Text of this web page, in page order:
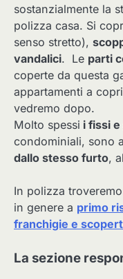
sostanzialmente la
polizza casa. Si
senso stretto),
vandalici. Le parti
coperte da questa
appartamenti a
vedremo dopo.
Molto spessi i fissi
condominiali, sono
dallo stesso furto,
In polizza
in genere a primo
franchigie e
La sezione